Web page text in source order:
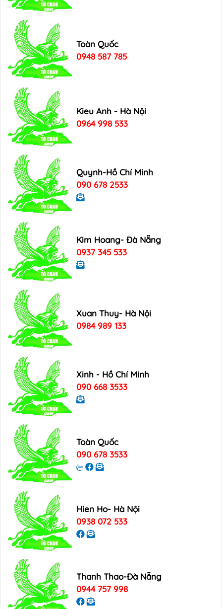
Toàn Quốc
0948 587 785
Kieu Anh - Hà Nội
0964 998 533
Quynh-Hồ Chí Minh
090 678 2533
Kim Hoang- Đà Nẵng
0937 345 533
Xuan Thuy- Hà Nội
0984 989 133
Xinh - Hồ Chí Minh
090 668 3533
Toàn Quốc
090 678 3533
Hien Ho- Hà Nội
0938 072 533
Thanh Thao-Đà Nẵng
0944 757 998